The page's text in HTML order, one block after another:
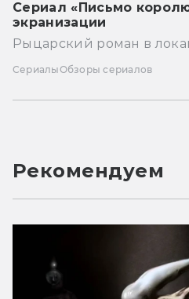
Сериал «Письмо
экранизации
Рыцарский роман в
СериалыОбзоры сериалов
Рекомендуем